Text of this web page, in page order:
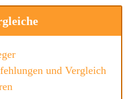
und Vergleich